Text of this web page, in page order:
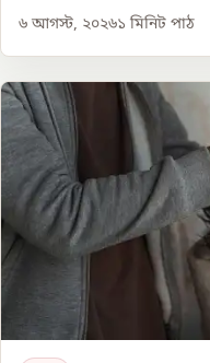
৬ আগস্ট, ২০২৬১ মিনিট পাঠ